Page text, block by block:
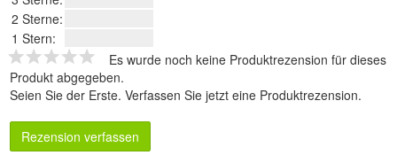
Rezension verfassen
Verpasse keine Angebote mehr!
Abonniere jetzt unseren Newsletter und erhalte exklusive
Rabatte und Neuigkeiten.
Extra-Bonus: 60 Tage Nextory kostenlos - Zugriff auf 1,4